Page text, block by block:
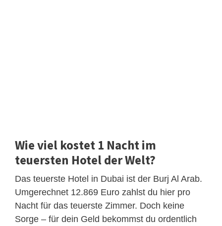
Wie viel kostet 1 Nacht im
teuersten Hotel der Welt?
Das teuerste Hotel in Dubai ist der Burj Al Arab.
Umgerechnet 12.869 Euro zahlst du hier pro
Nacht für das teuerste Zimmer. Doch keine
Sorge – für dein Geld bekommst du ordentlich